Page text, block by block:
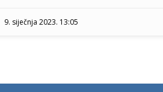
9. siječnja 2023. 13:05